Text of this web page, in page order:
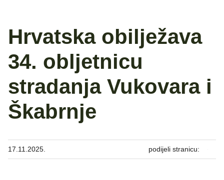
Hrvatska obilježava
34. obljetnicu
stradanja Vukovara i
Škabrnje
17.11.2025. podijeli stranicu: